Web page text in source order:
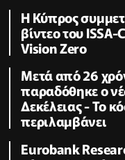
Η Κύπρος
βίντεο του
Vision Zero
Μετά από 26
παραδόθηκε ο
Δεκέλειας - Το
περιλαμβάνει
Eurobank